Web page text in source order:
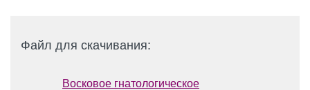
Файл для скачивания:
Восковое гнатологическое